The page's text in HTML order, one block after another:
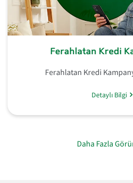
Ferahlatan Kredi
Ferahlatan Kredi
Detaylı Bilgi
Daha Fazla